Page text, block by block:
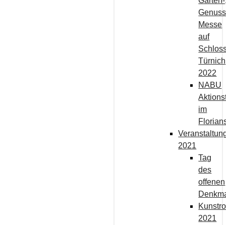
Messe
auf
Türnich
2022
NABU
im
2021
Tag
des
offenen
2021